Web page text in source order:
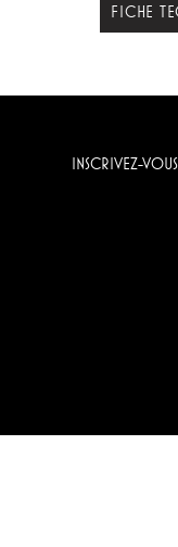
FICHE
INSCRIVEZ-